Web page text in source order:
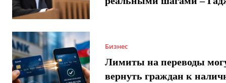
Бизнес
Лимиты на переводы
вернуть граждан к